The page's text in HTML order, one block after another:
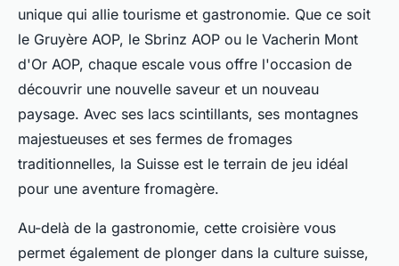
unique qui allie tourisme et gastronomie. Que ce soit
le Gruyère AOP, le Sbrinz AOP ou le Vacherin Mont
d'Or AOP, chaque escale vous offre l'occasion de
découvrir une nouvelle saveur et un nouveau
paysage. Avec ses lacs scintillants, ses montagnes
majestueuses et ses fermes de fromages
traditionnelles, la Suisse est le terrain de jeu idéal
pour une aventure fromagère.
Au-delà de la gastronomie, cette croisière vous
permet également de plonger dans la culture suisse,